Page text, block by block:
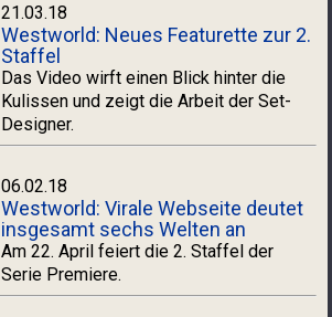
21.03.18
Westworld: Neues Featurette zur 2.
Staffel
Das Video wirft einen Blick hinter die
Kulissen und zeigt die Arbeit der Set-
Designer.
06.02.18
Westworld: Virale Webseite deutet
insgesamt sechs Welten an
Am 22. April feiert die 2. Staffel der
Serie Premiere.